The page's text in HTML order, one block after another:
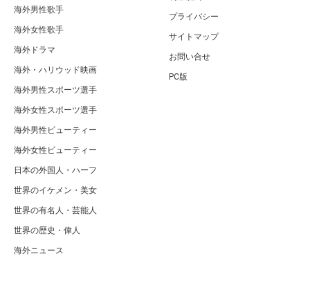
海外男性歌手
海外女性歌手
海外ドラマ
海外・ハリウッド映画
海外男性スポーツ選手
海外女性スポーツ選手
海外男性ビューティー
海外女性ビューティー
日本の外国人・ハーフ
世界のイケメン・美女
世界の有名人・芸能人
世界の歴史・偉人
海外ニュース
プライバシー
サイトマップ
お問い合せ
PC版